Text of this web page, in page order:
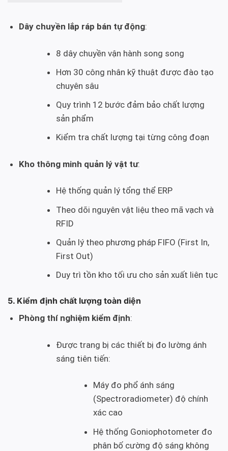
Dây chuyền lắp ráp bán tự động:
8 dây chuyền vận hành song song
Hơn 30 công nhân kỹ thuật được đào tạo
chuyên sâu
Quy trình 12 bước đảm bảo chất lượng
sản phẩm
Kiểm tra chất lượng tại từng công đoạn
Kho thông minh quản lý vật tư:
Hệ thống quản lý tổng thể ERP
Theo dõi nguyên vật liệu theo mã vạch và
RFID
Quản lý theo phương pháp FIFO (First In,
First Out)
Duy trì tồn kho tối ưu cho sản xuất liên tục
5. Kiểm định chất lượng toàn diện
Phòng thí nghiệm kiểm định:
Được trang bị các thiết bị đo lường ánh
sáng tiên tiến:
Máy đo phổ ánh sáng
(Spectroradiometer) độ chính
xác cao
Hệ thống Goniophotometer đo
phân bố cường độ sáng không